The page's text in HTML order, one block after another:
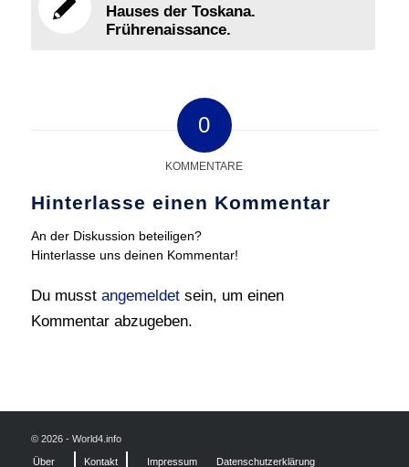
Hauses der Toskana.
Frührenaissance.
0
KOMMENTARE
Hinterlasse einen Kommentar
An der Diskussion beteiligen?
Hinterlasse uns deinen Kommentar!
Du musst angemeldetsein, um einen
Kommentar abzugeben.
© 2026 - World4.info
Über Kontakt Impressum Datenschutzerklärung